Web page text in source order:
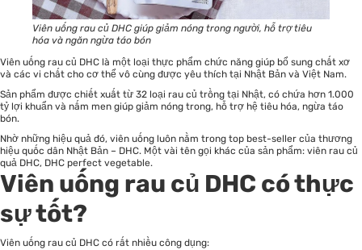
Viên uống rau củ DHC giúp giảm nóng trong người, hỗ trợ tiêu
hóa và ngăn ngừa táo bón
Viên uống rau củ DHC là một loại thực phẩm chức năng giúp bổ sung chất xơ
và các vi chất cho cơ thể vô cùng được yêu thích tại Nhật Bản và Việt Nam.
Sản phẩm được chiết xuất từ 32 loại rau củ trồng tại Nhật, có chứa hơn 1.000
tỷ lợi khuẩn và nấm men giúp giảm nóng trong, hỗ trợ hệ tiêu hóa, ngừa táo
bón.
Nhờ những hiệu quả đó, viên uống luôn nằm trong top best-seller của thương
hiệu quốc dân Nhật Bản – DHC. Một vài tên gọi khác của sản phẩm: viên rau củ
quả DHC, DHC perfect vegetable.
Viên uống rau củ DHC có thực
sự tốt?
Viên uống rau củ DHC có rất nhiều công dụng: